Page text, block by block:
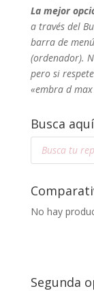
La mejor
a través del
barra de
(ordenador).
pero si
«embra d
Busca
Búsqueda
No hay
Segunda